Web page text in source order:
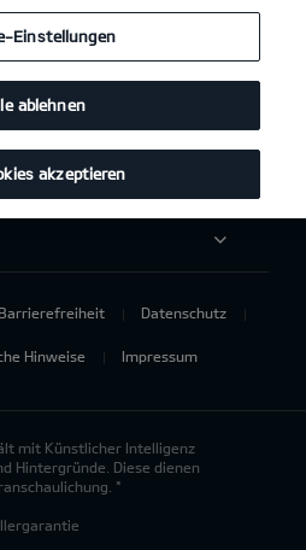
Barrierefreiheit Datenschutz
Hinweise Impressum
mit Künstlicher Intelligenz
Hintergründe. Diese dienen
*
Einstellungen
ablehnen
akzeptieren